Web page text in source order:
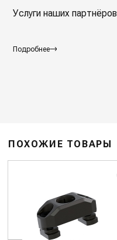
Услуги наших партнёров
Подробнее
ПОХОЖИЕ ТОВАРЫ